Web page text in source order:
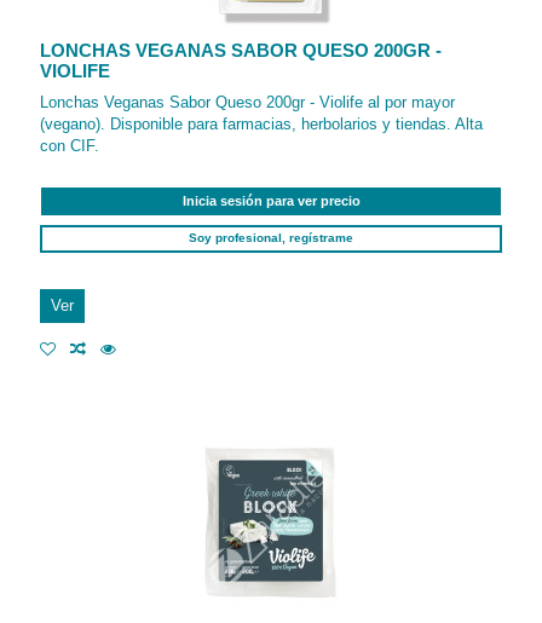
LONCHAS VEGANAS SABOR QUESO 200GR -
VIOLIFE
Lonchas Veganas Sabor Queso 200gr - Violife al por mayor
(vegano). Disponible para farmacias, herbolarios y tiendas. Alta
con CIF.
Inicia sesión para ver precio
Soy profesional, regístrame
Ver